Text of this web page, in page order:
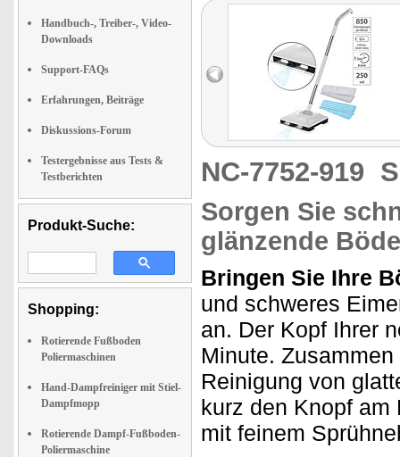
Handbuch-, Treiber-, Video-
Downloads
Support-FAQs
Erfahrungen, Beiträge
Diskussions-Forum
Testergebnisse aus Tests &
Testberichten
Produkt-Suche:
Shopping:
Rotierende Fußboden
Poliermaschinen
Hand-Dampfreiniger mit Stiel-
Dampfmopp
Rotierende Dampf-Fußboden-
Poliermaschine
NC-7752-919
Sorgen Sie
glänzende
Bringen Sie Ihre
und schweres
an. Der Kopf Ihrer
Minute.
Reinigung von
kurz den Knopf am
mit feinem